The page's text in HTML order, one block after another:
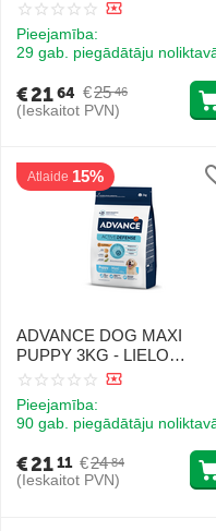
SUŅIEM AR LIEKO SVARU
(VISTA UN RĪSI)
Pieejamība:
29 gab. piegādātāju
€25 46
€2164
(Ieskaitot PVN)
Atlaide 15%
ADVANCE DOG MAXI
PUPPY 3KG - LIELO
ŠĶIRŅU KUCĒNIEM (VISTA
Pieejamība:
90 gab. piegādātāju
€24 84
€2111
(Ieskaitot PVN)